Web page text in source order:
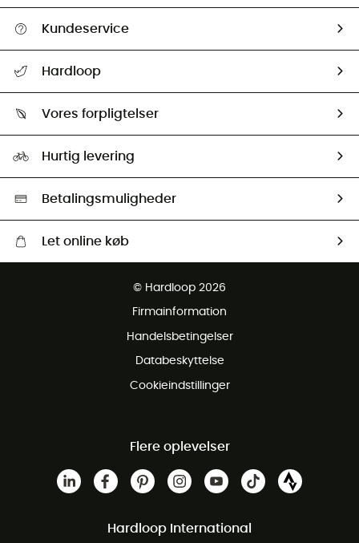
Kundeservice
Returnering & Tilbagebetaling
Hardloop
Our ambassadors
Vores forpligtelser
Second hand
HardGreen Udvalg
Hurtig levering
Betalingsmuligheder
Let online køb
Gratis retur inden for 100 dage
© Hardloop 2026
Firmainformation
Handelsbetingelser
Databeskyttelse
Cookieindstillinger
Flere oplevelser
Hardloop International